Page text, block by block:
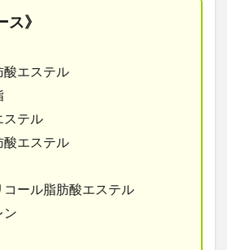
ス》
酸エステル
ステル
酸エステル
ール脂肪酸エステル
ン